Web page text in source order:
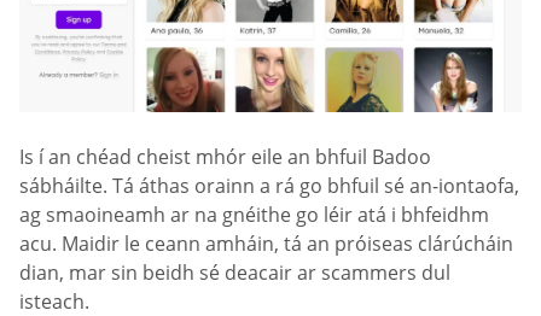
Is í an chéad cheist mhór eile an bhfuil Badoo
sábháilte. Tá áthas orainn a rá go bhfuil sé an-iontaofa,
ag smaoineamh ar na gnéithe go léir atá i bhfeidhm
acu. Maidir le ceann amháin, tá an próiseas clárúcháin
dian, mar sin beidh sé deacair ar scammers dul
isteach.